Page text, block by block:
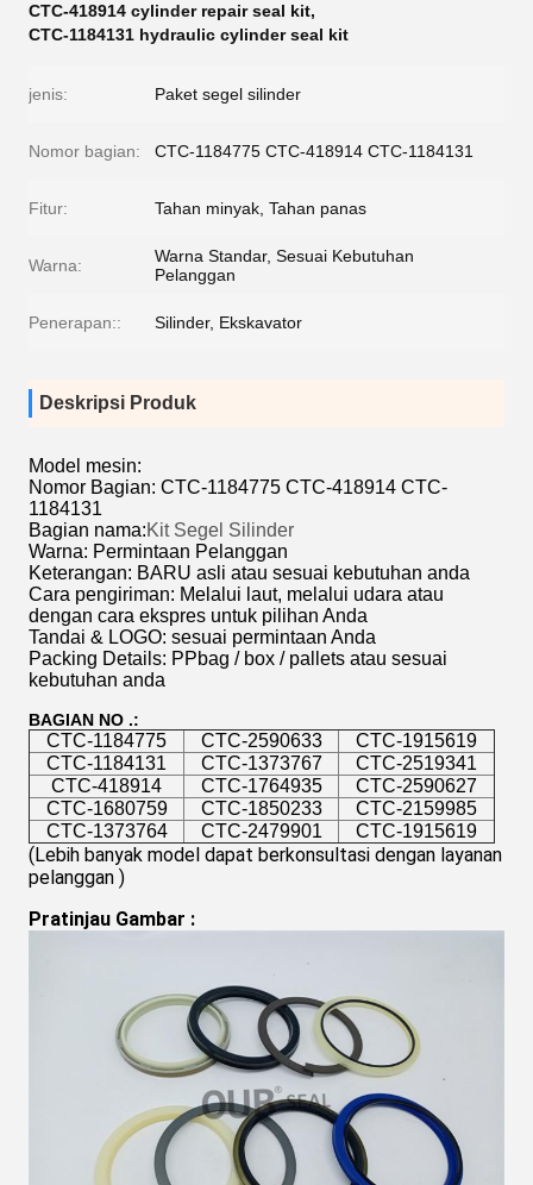
CTC-418914 cylinder repair seal kit,
CTC-1184131 hydraulic cylinder seal kit
jenis: Paket segel silinder
Nomor bagian: CTC-1184775 CTC-418914 CTC-1184131
Fitur: Tahan minyak, Tahan panas
Warna:
Warna Standar, Sesuai Kebutuhan
Pelanggan
Penerapan:: Silinder, Ekskavator
Deskripsi Produk
Model mesin:
Nomor Bagian: CTC-1184775 CTC-418914 CTC-
1184131
Bagian nama:Kit Segel Silinder
Warna: Permintaan Pelanggan
Keterangan: BARU asli atau sesuai kebutuhan anda
Cara pengiriman: Melalui laut, melalui udara atau
dengan cara ekspres untuk pilihan Anda
Tandai & LOGO: sesuai permintaan Anda
Packing Details: PPbag / box / pallets atau sesuai
kebutuhan anda
BAGIAN NO .:
CTC-1184775 CTC-2590633
CTC-1915619
CTC-1184131
CTC-1373767
CTC-2519341
CTC-418914
CTC-1764935
CTC-2590627
CTC-1680759
CTC-1850233
CTC-2159985
CTC-1373764
CTC-2479901 CTC-1915619
(Lebih banyak model dapat berkonsultasi dengan layanan
pelanggan )
Pratinjau Gambar :